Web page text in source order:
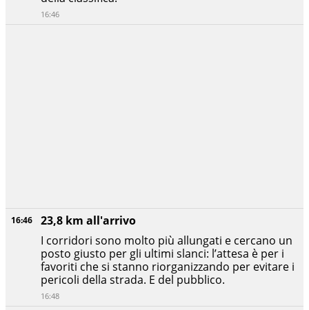
16:46
23,8 km all'arrivo
I corridori sono molto più allungati e cercano un
posto giusto per gli ultimi slanci: l’attesa è per i
favoriti che si stanno riorganizzando per evitare i
pericoli della strada. E del pubblico.
16:48
16:46